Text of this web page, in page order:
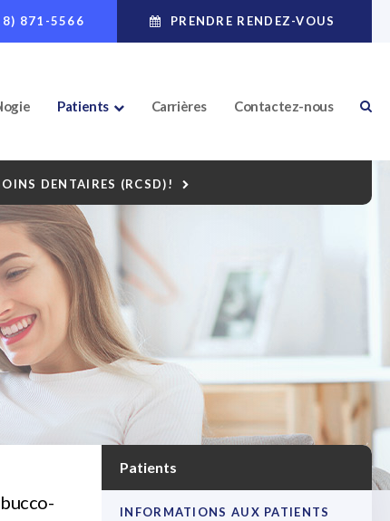
871-5566 PRENDRE RENDEZ-VOUS
Patients Carrières Contactez-nous
DENTAIRES (RCSD)!
Patients
INFORMATIONS AUX PATIENTS